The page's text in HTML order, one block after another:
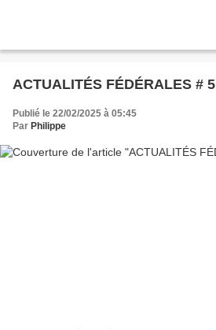
ACTUALITÉS FÉDÉRALES # 5
Publié le 22/02/2025 à 05:45
Par Philippe